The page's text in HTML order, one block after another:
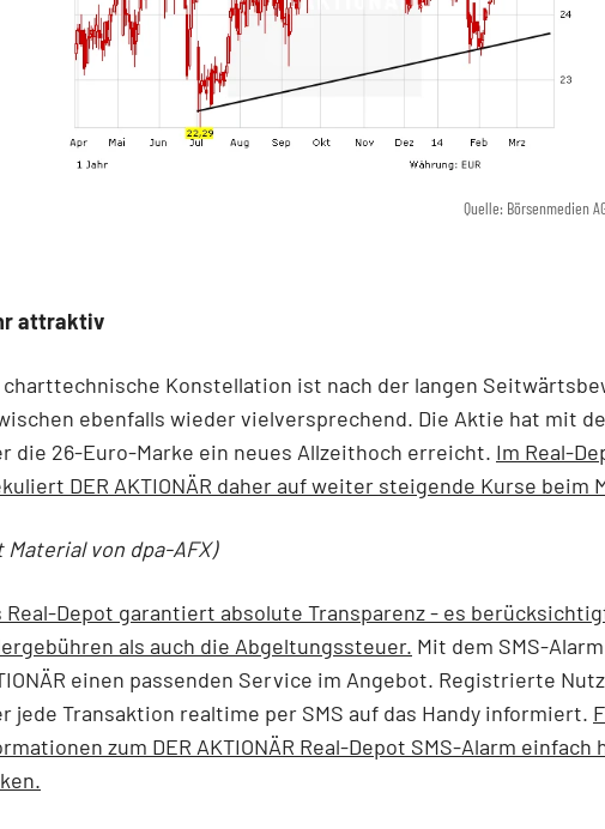
Quelle: Börsenmedien
attraktiv
charttechnische Konstellation ist nach der langen
ebenfalls wieder vielversprechend. Die Aktie hat mit
die 26-Euro-Marke ein neues Allzeithoch erreicht. Im Real-
DER AKTIONÄR daher auf weiter steigende Kurse beim
Material von dpa-AFX)
Real-Depot garantiert absolute Transparenz - es
als auch die Abgeltungssteuer. Mit dem SMS-
einen passenden Service im Angebot. Registrierte
jede Transaktion realtime per SMS auf das Handy informiert.
zum DER AKTIONÄR Real-Depot SMS-Alarm einfach